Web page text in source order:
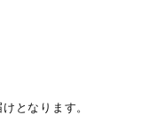
となります。